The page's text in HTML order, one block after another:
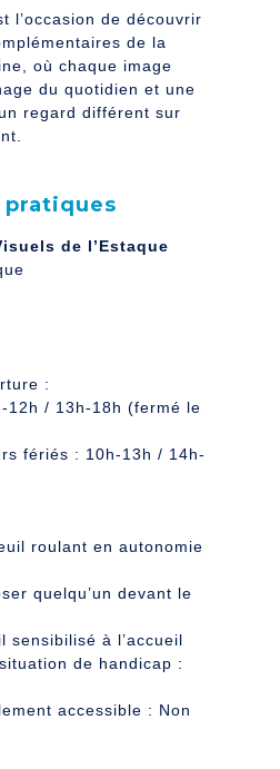
l’occasion de découvrir
de la
où chaque image
du quotidien et une
regard différent sur
de l’Estaque
:
12h / 13h-18h (fermé le
fériés : 10h-13h / 14h-
roulant en autonomie
quelqu’un devant le
sensibilisé à l’accueil
de handicap :
accessible : Non